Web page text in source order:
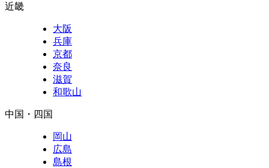
近畿
大阪
兵庫
京都
奈良
滋賀
和歌山
中国・四国
岡山
広島
島根